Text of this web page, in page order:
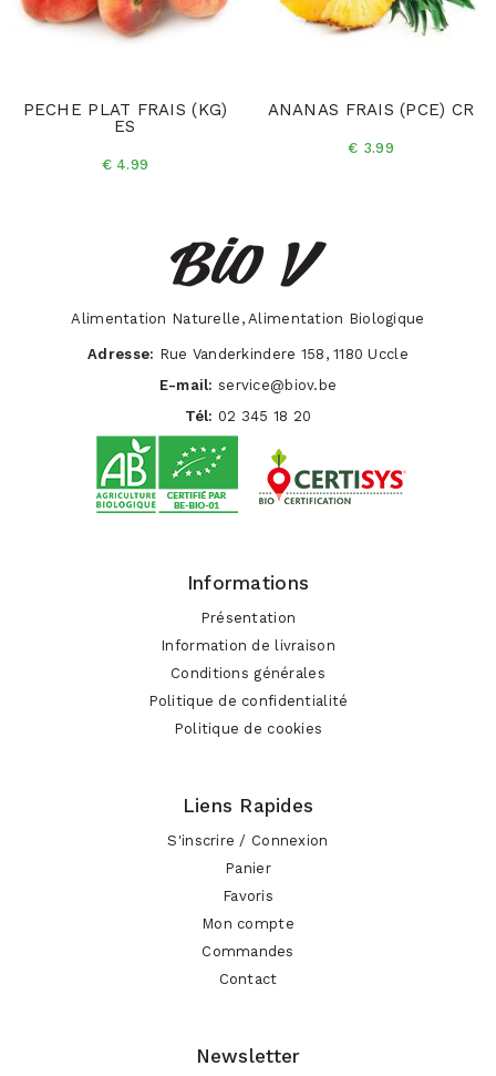
PECHE PLAT FRAIS (KG)
ES
€ 4.99
ANANAS FRAIS (PCE) CR
€ 3.99
Alimentation Naturelle, Alimentation Biologique
Adresse: Rue Vanderkindere 158, 1180 Uccle
E-mail: service@biov.be
Tél: 02 345 18 20
Informations
Présentation
Information de livraison
Conditions générales
Politique de confidentialité
Politique de cookies
Liens Rapides
S'inscrire / Connexion
Panier
Favoris
Mon compte
Commandes
Contact
Newsletter